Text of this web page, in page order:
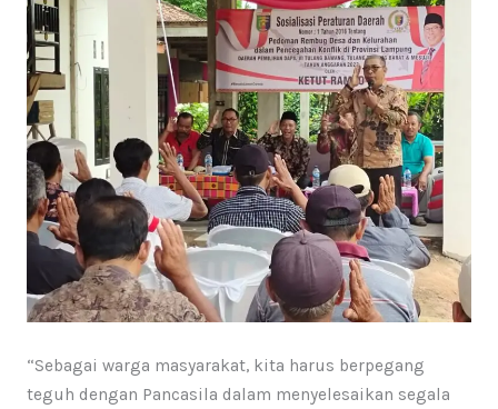
“Sebagai warga masyarakat, kita harus berpegang
teguh dengan Pancasila dalam menyelesaikan segala